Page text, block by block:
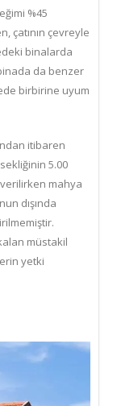
%45
çatının çevreyle
binalarda
da benzer
birbirine uyum
itibaren
5.00
verilirken mahya
dışında
müstakil
yetki